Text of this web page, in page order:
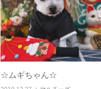
☆ムギちゃん☆